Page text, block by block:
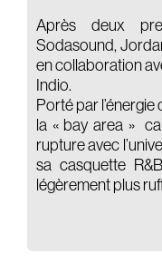
Après deux
Sodasound,
en collaboration
Indio.
Porté par
la « bay area »
rupture avec
sa casquette
légèrement plus